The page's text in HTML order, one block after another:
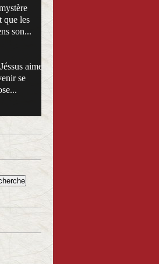
que les
son...
aime
se